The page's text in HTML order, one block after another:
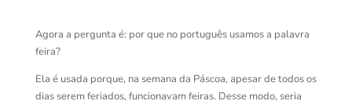
Agora a pergunta é: por que no português usamos a palavra
feira?
Ela é usada porque, na semana da Páscoa, apesar de todos os
dias serem feriados, funcionavam feiras. Desse modo, seria